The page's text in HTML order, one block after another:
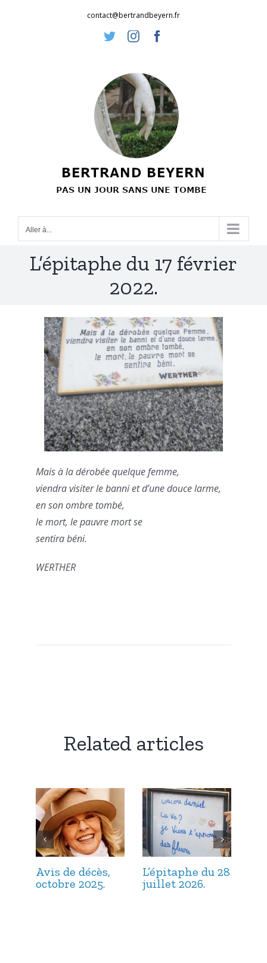
contact@bertrandbeyern.fr
TwitterInstagram
Aller à...
L’épitaphe du 17 février
2022.
Mais à la dérobée quelque femme,
viendra visiter le banni et d’une douce larme,
en son ombre tombé,
le mort, le pauvre mort se
sentira béni.
WERTHER
Related articles
Avis de décès,
octobre 2025.
L’épitaphe du 28
juillet 2026.